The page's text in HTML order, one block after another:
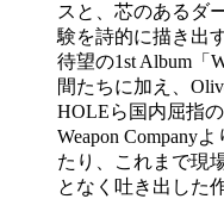
スと、芯のあるダ
験を詩的に描き出
待望の1st Album「
間たちに加え、
HOLEら国内屈指
Weapon Company
たり、これまで現
となく吐き出した